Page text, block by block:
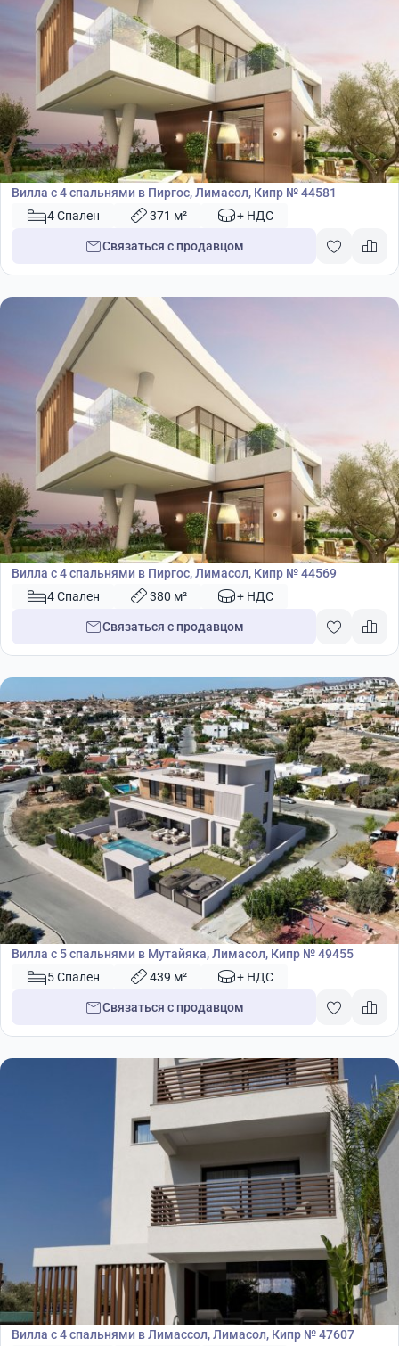
€3 901 800
Вилла
Вилла с 4 спальнями в Пиргос, Лимасол, Кипр № 44581
4 Спален
371 м² + НДС
Связаться с продавцом
€4 503 450
Вилла
Вилла с 4 спальнями в Пиргос, Лимасол, Кипр № 44569
4 Спален
380 м² + НДС
Связаться с продавцом
€2 450 000
Вилла
Вилла с 5 спальнями в Мутайяка, Лимасол, Кипр № 49455
5 Спален
439 м² + НДС
Связаться с продавцом
€1 750 000
Вилла
Вилла с 4 спальнями в Лимассол, Лимасол, Кипр № 47607